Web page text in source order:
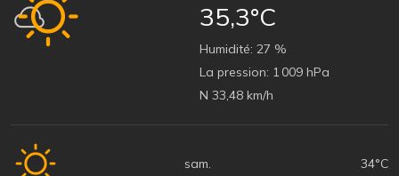
35,3°C
Humidité: 27 %
La pression: 1 009 hPa
N 33,48 km/h
sam. 34°C